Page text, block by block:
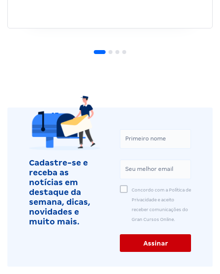
Cadastre-se e
receba as
notícias em
destaque da
semana, dicas,
novidades e
muito mais.
Concordo com a Política de
Privacidade e aceito
receber comunicações do
Gran Cursos Online.